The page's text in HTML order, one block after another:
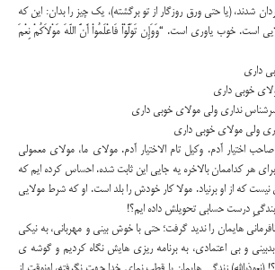
شدند، (یا حتی ورق روزگار از تو برگشته)، یک چیز را بدان: این که
است. خوب یاوری است. “وَوَإِن تَوَلَّوْاْ فَاعْلَمُواْ أَنَّ اللّهَ مَوْلاَکُمْ نِعْمَ
داری
خوبی داری
نداری ولی مولای خوبی داری
ولی مولای خوبی داری
اختیار آدم. وکیل تام الاختیار آدم. مولای ما، مولای معمولی
هر کداممان بالاخره یه جایی این ثابت شده. احساس کرده ایم که
که از او برنیاد. مولا کار خودش را بلد است. او که شرط مولایی
بندگیِ درست حسابی تحویلش داده ایم؟!
هایمان را ندید گرفت؛ حتی با خوش بینی و مهربانی، به نیکی
[۲] ما چقدر با بدبینی و بی اعتمادی، به برنامه ریزی هایش نگاه کردیم و گوشه ی